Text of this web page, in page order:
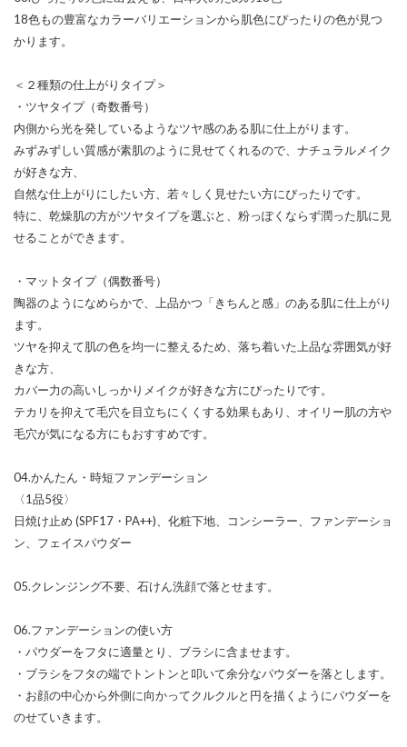
18色もの豊富なカラーバリエーションから肌色にぴったりの色が見つ
かります。
＜２種類の仕上がりタイプ＞
・ツヤタイプ（奇数番号）
内側から光を発しているようなツヤ感のある肌に仕上がります。
みずみずしい質感が素肌のように見せてくれるので、ナチュラルメイク
が好きな方、
自然な仕上がりにしたい方、若々しく見せたい方にぴったりです。
特に、乾燥肌の方がツヤタイプを選ぶと、粉っぽくならず潤った肌に見
せることができます。
・マットタイプ（偶数番号）
陶器のようになめらかで、上品かつ「きちんと感」のある肌に仕上がり
ます。
ツヤを抑えて肌の色を均一に整えるため、落ち着いた上品な雰囲気が好
きな方、
カバー力の高いしっかりメイクが好きな方にぴったりです。
テカリを抑えて毛穴を目立ちにくくする効果もあり、オイリー肌の方や
毛穴が気になる方にもおすすめです。
04.かんたん・時短ファンデーション
〈1品5役〉
日焼け止め (SPF17・PA++)、化粧下地、コンシーラー、ファンデーショ
ン、フェイスパウダー
05.クレンジング不要、石けん洗顔で落とせます。
06.ファンデーションの使い方
・パウダーをフタに適量とり、ブラシに含ませます。
・ブラシをフタの端でトントンと叩いて余分なパウダーを落とします。
・お顔の中心から外側に向かってクルクルと円を描くようにパウダーを
のせていきます。